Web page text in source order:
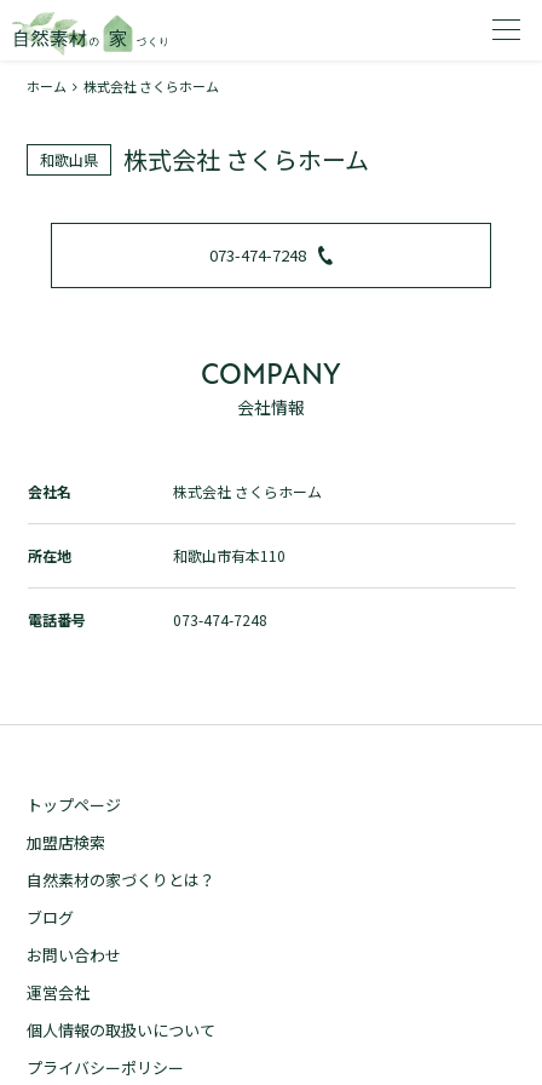
1
トップページ
加盟店検索
自然素材の家づくりとは？
ホーム 株式会社 さくらホーム
和歌山県 株式会社 さくらホーム
073-474-7248
COMPANY
会社情報
会社名 株式会社 さくらホーム
所在地 和歌山市有本110
電話番号 073-474-7248
トップページ
加盟店検索
自然素材の家づくりとは？
ブログ
お問い合わせ
運営会社
個人情報の取扱いについて
プライバシーポリシー